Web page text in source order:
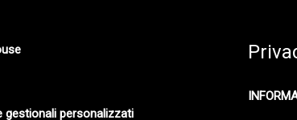
gestionali personalizzati